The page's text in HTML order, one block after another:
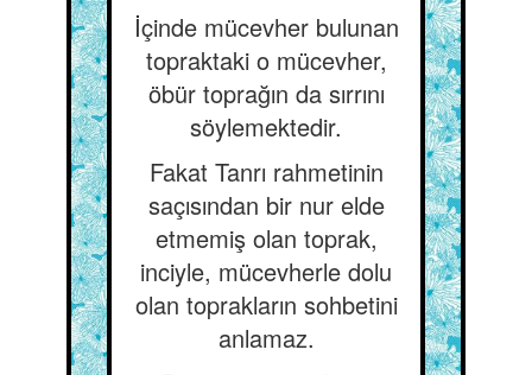
İçinde mücevher bulunan
topraktaki o mücevher,
öbür toprağın da sırrını
söylemektedir.
Fakat Tanrı rahmetinin
saçısından bir nur elde
etmemiş olan toprak,
inciyle, mücevherle dolu
olan toprakların sohbetini
anlamaz.